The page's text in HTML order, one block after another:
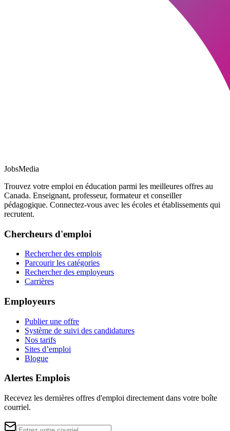
JobsMedia
Trouvez votre emploi en éducation parmi les meilleures offres au
Canada. Enseignant, professeur, formateur et conseiller
pédagogique. Connectez-vous avec les écoles et établissements qui
recrutent.
Chercheurs d'emploi
Rechercher des emplois
Parcourir les catégories
Rechercher des employeurs
Carrières
Employeurs
Publier une offre
Système de suivi des candidatures
Nos tarifs
Sites d’emploi
Blogue
Alertes Emplois
Recevez les dernières offres d'emploi directement dans votre boîte
courriel.